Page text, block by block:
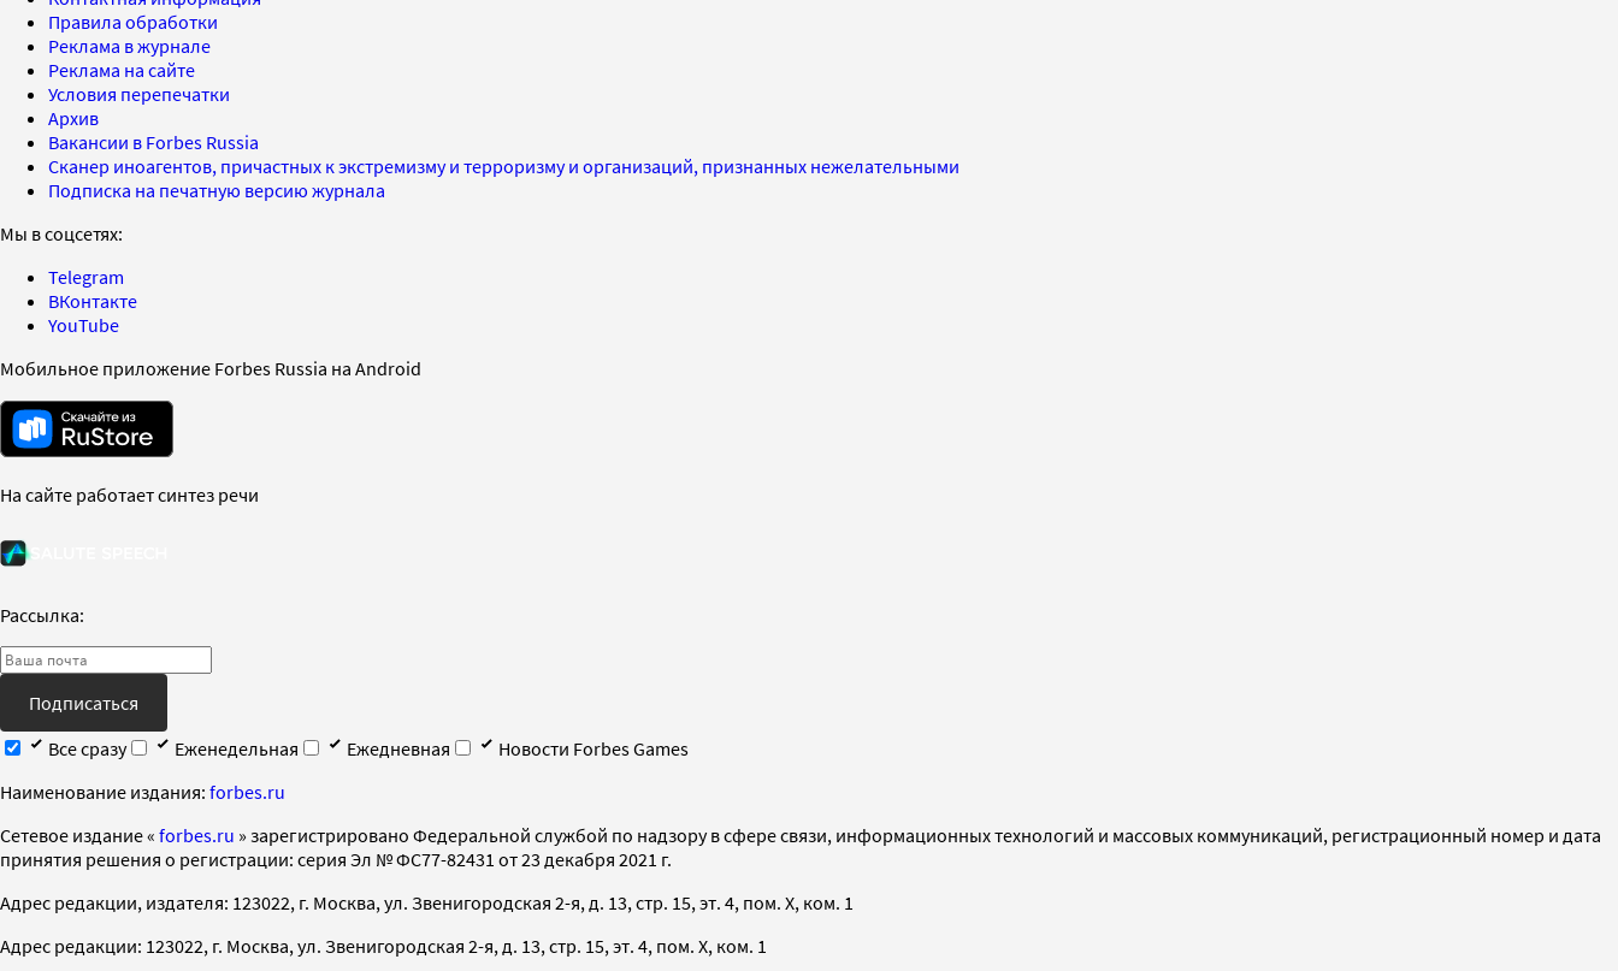
Правила обработки
Реклама в журнале
Реклама на сайте
Условия перепечатки
Архив
Вакансии в Forbes Russia
Сканер иноагентов, причастных к экстремизму и терроризму и организаций, признанных нежелательными
Подписка на печатную версию журнала
Мы в соцсетях:
Telegram
ВКонтакте
YouTube
Мобильное приложение Forbes Russia на Android
На сайте работает синтез речи
Рассылка:
Подписаться
Все сразу
Еженедельная Ежедневная
Новости Forbes Games
Наименование издания: forbes.ru
Cетевое издание « forbes.ru » зарегистрировано Федеральной службой по надзору в сфере связи, информационных технологий и массовых коммуникаций, регистрационный номер и дата
принятия решения о регистрации: серия Эл № ФС77-82431 от 23 декабря 2021 г.
Адрес редакции, издателя: 123022, г. Москва, ул. Звенигородская 2-я, д. 13, стр. 15, эт. 4, пом. X, ком. 1
Адрес редакции: 123022, г. Москва, ул. Звенигородская 2-я, д. 13, стр. 15, эт. 4, пом. X, ком. 1